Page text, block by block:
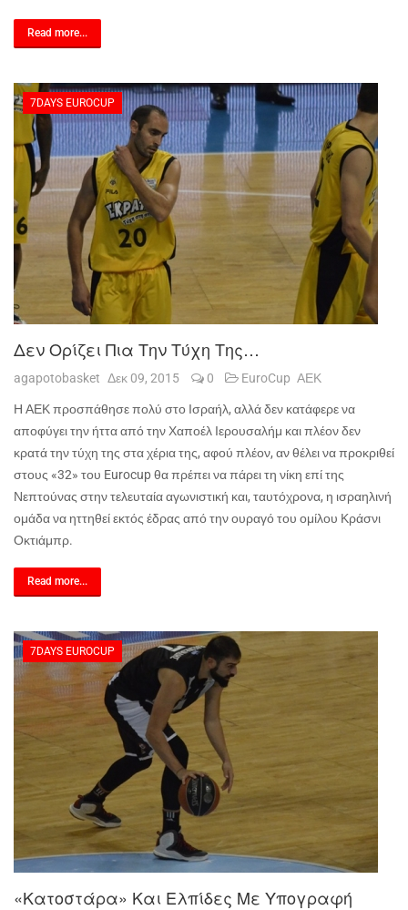
Read more...
7DAYS EUROCUP
Δεν Ορίζει Πια Την Τύχη Της…
agapotobasket Δεκ 09, 2015 0 EuroCup ΑΕΚ
Η ΑΕΚ προσπάθησε πολύ στο Ισραήλ, αλλά δεν κατάφερε να
αποφύγει την ήττα από την Χαποέλ Ιερουσαλήμ και πλέον δεν
κρατά την τύχη της στα χέρια της, αφού πλέον, αν θέλει να προκριθεί
στους «32» του Eurocupθα πρέπει να πάρει τη νίκη επί της
Νεπτούνας στην τελευταία αγωνιστική και, ταυτόχρονα, η ισραηλινή
ομάδα να ηττηθεί εκτός έδρας από την ουραγό του ομίλου Κράσνι
Οκτιάμπρ.
Read more...
7DAYS EUROCUP
«Κατοστάρα» Και Ελπίδες Με Υπογραφή